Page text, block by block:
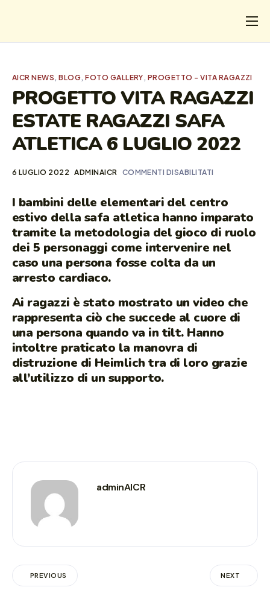
CHI
I SALVATI
FORMAZIONE
PROGETTI
NEWS
AICR NEWS,BLOG,FOTO GALLERY, PROGETTO - VITA RAGAZZI
PROGETTO VITA RAGAZZI
ESTATE RAGAZZI SAFA
ATLETICA 6 LUGLIO 2022
6 LUGLIO 2022 ADMINAICR COMMENTI DISABILITATI
I bambini delle elementari del centro
estivo della safa atletica hanno imparato
tramite la metodologia del gioco di ruolo
dei 5 personaggi come intervenire nel
caso una persona fosse colta da un
arresto cardiaco.
Ai ragazzi è stato mostrato un video che
rappresenta ciò che succede al cuore di
una persona quando va in tilt. Hanno
intoltre praticato la manovra di
distruzione di Heimlich tra di loro grazie
all’utilizzo di un supporto.
adminAICR
PREVIOUS NEXT